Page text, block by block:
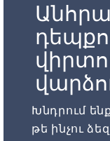
Խնդրում
թե ինչու